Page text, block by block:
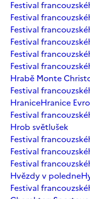
Festival
Festival
Festival
Festival
Festival
Festival
Hrabě Monte
Festival
HraniceHranice
Festival
Hrob světlušek
Festival
Festival
Festival
Hvězdy v poledne
Festival